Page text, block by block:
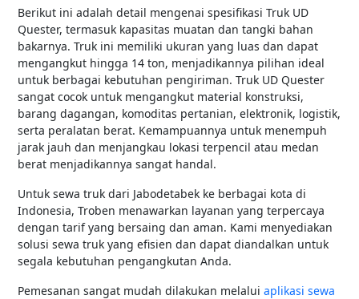
Berikut ini adalah detail mengenai spesifikasi Truk UD
Quester, termasuk kapasitas muatan dan tangki bahan
bakarnya. Truk ini memiliki ukuran yang luas dan dapat
mengangkut hingga 14 ton, menjadikannya pilihan ideal
untuk berbagai kebutuhan pengiriman. Truk UD Quester
sangat cocok untuk mengangkut material konstruksi,
barang dagangan, komoditas pertanian, elektronik, logistik,
serta peralatan berat. Kemampuannya untuk menempuh
jarak jauh dan menjangkau lokasi terpencil atau medan
berat menjadikannya sangat handal.
Untuk sewa truk dari Jabodetabek ke berbagai kota di
Indonesia, Troben menawarkan layanan yang terpercaya
dengan tarif yang bersaing dan aman. Kami menyediakan
solusi sewa truk yang efisien dan dapat diandalkan untuk
segala kebutuhan pengangkutan Anda.
Pemesanan sangat mudah dilakukan melalui aplikasi sewa